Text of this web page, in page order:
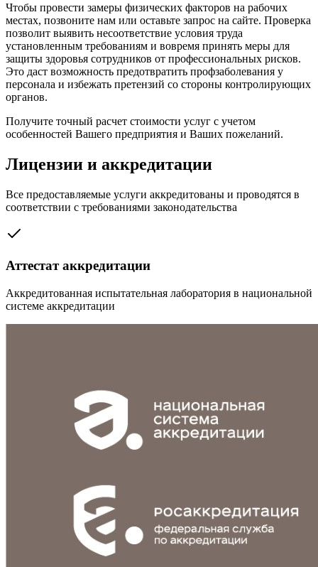
Чтобы провести замеры физических факторов на рабочих
местах, позвоните нам или оставьте запрос на сайте. Проверка
позволит выявить несоответствие условия труда
установленным требованиям и вовремя принять меры для
защиты здоровья сотрудников от профессиональных рисков.
Это даст возможность предотвратить профзаболевания у
персонала и избежать претензий со стороны контролирующих
органов.
Получите точный расчет стоимости услуг с учетом
особенностей Вашего предприятия и Ваших пожеланий.
Лицензии и аккредитации
Все предоставляемые услуги аккредитованы и проводятся в
соответствии с требованиями законодательства
Аттестат аккредитации
Аккредитованная испытательная лаборатория в национальной
системе аккредитации